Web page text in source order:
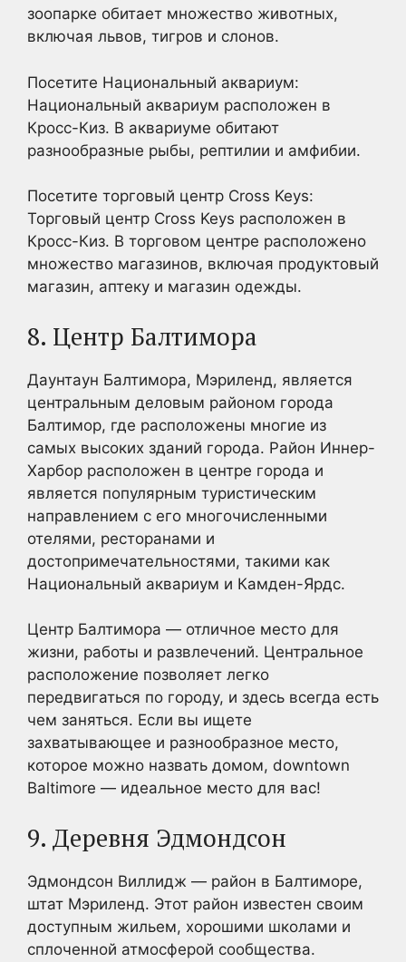
зоопарке обитает множество животных,
включая львов, тигров и слонов.
Посетите Национальный аквариум:
Национальный аквариум расположен в
Кросс-Киз. В аквариуме обитают
разнообразные рыбы, рептилии и амфибии.
Посетите торговый центр Cross Keys:
Торговый центр Cross Keys расположен в
Кросс-Киз. В торговом центре расположено
множество магазинов, включая продуктовый
магазин, аптеку и магазин одежды.
8. Центр Балтимора
Даунтаун Балтимора, Мэриленд, является
центральным деловым районом города
Балтимор, где расположены многие из
самых высоких зданий города. Район Иннер-
Харбор расположен в центре города и
является популярным туристическим
направлением с его многочисленными
отелями, ресторанами и
достопримечательностями, такими как
Национальный аквариум и Камден-Ярдс.
Центр Балтимора — отличное место для
жизни, работы и развлечений. Центральное
расположение позволяет легко
передвигаться по городу, и здесь всегда есть
чем заняться. Если вы ищете
захватывающее и разнообразное место,
которое можно назвать домом, downtown
Baltimore — идеальное место для вас!
9. Деревня Эдмондсон
Эдмондсон Виллидж — район в Балтиморе,
штат Мэриленд. Этот район известен своим
доступным жильем, хорошими школами и
сплоченной атмосферой сообщества.